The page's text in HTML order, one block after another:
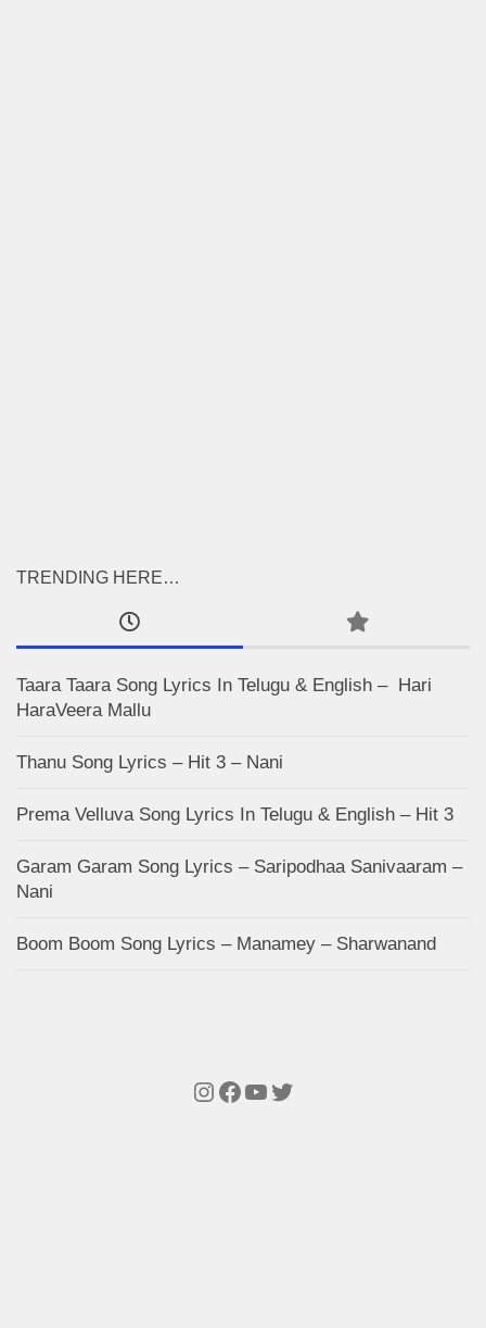
TRENDING HERE…
Taara Taara Song Lyrics In Telugu & English – Hari
HaraVeera Mallu
Thanu Song Lyrics – Hit 3 – Nani
Prema Velluva Song Lyrics In Telugu & English – Hit 3
Garam Garam Song Lyrics – Saripodhaa Sanivaaram –
Nani
Boom Boom Song Lyrics – Manamey – Sharwanand
Instagram
Facebook
YouTube
Twitter